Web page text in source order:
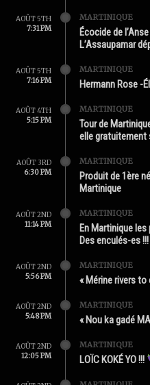
AOÛT 5TH
7:31 PM
MARTINIQUE
Écocide de
L’Assaupamar
AOÛT 5TH
7:16 PM
MARTINIQUE
Hermann Rose -
AOÛT 4TH
5:15 PM
MARTINIQUE
Tour de
elle gratuitement
AOÛT 3RD
6:30 PM
MARTINIQUE
Produit de 1ère
Martinique
AOÛT 2ND
11:14 PM
MARTINIQUE
En Martinique
Des enculés-es !!!
AOÛT 2ND
5:56 PM
MARTINIQUE
« Mérine rivers to
AOÛT 2ND
5:48 PM
MARTINIQUE
« Nou ka gadé
AOÛT 2ND
12:05 PM
MARTINIQUE
LOÏC KOKÉ YO !!!